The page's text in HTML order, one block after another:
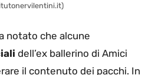
notato che alcune
dell’ex ballerino di Amici
il contenuto dei pacchi. In